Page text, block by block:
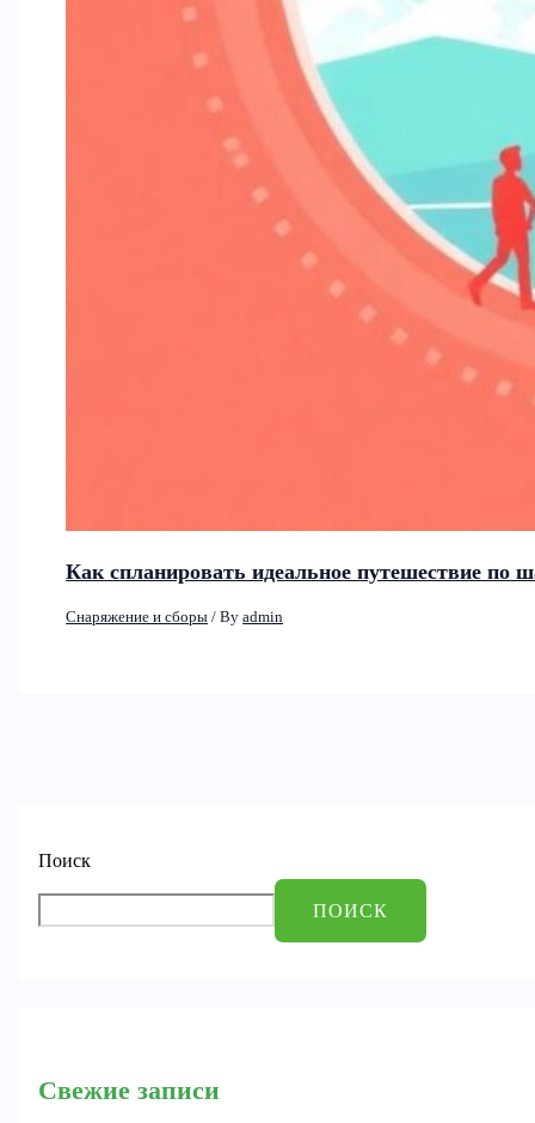
Поиск
ПОИСК
Свежие записи
Как спланировать идеальное путешествие по
Снаряжение и сборы / Byadmin